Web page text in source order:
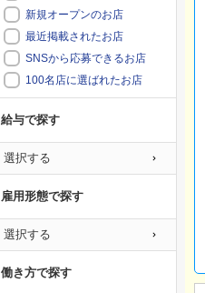
新規オープンのお店
最近掲載されたお店
SNSから応募できるお店
100名店に選ばれたお店
給与で探す
選択する
雇用形態で探す
選択する
働き方で探す